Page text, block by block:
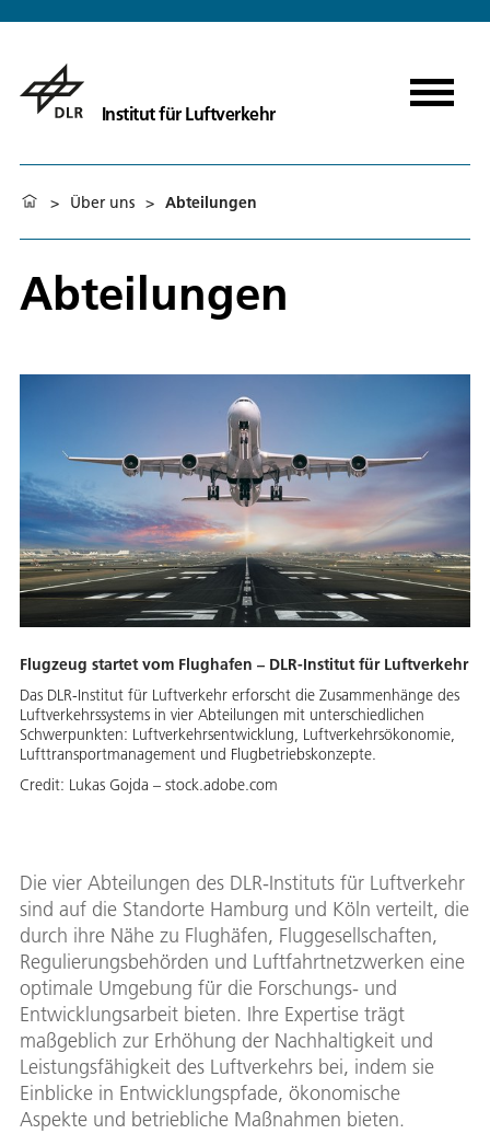
Institut für Luftverkehr
> Über uns > Abteilungen
Abteilungen
Flugzeug startet vom Flughafen – DLR-Institut für Luftverkehr
Das DLR-Institut für Luftverkehr erforscht die Zusammenhänge des
Luftverkehrssystems in vier Abteilungen mit unterschiedlichen
Schwerpunkten: Luftverkehrsentwicklung, Luftverkehrsökonomie,
Lufttransportmanagement und Flugbetriebskonzepte.
Credit: Lukas Gojda – stock.adobe.com
Die vier Abteilungen des DLR-Instituts für Luftverkehr
sind auf die Standorte Hamburg und Köln verteilt, die
durch ihre Nähe zu Flughäfen, Fluggesellschaften,
Regulierungsbehörden und Luftfahrtnetzwerken eine
optimale Umgebung für die Forschungs- und
Entwicklungsarbeit bieten. Ihre Expertise trägt
maßgeblich zur Erhöhung der Nachhaltigkeit und
Leistungsfähigkeit des Luftverkehrs bei, indem sie
Einblicke in Entwicklungspfade, ökonomische
Aspekte und betriebliche Maßnahmen bieten.